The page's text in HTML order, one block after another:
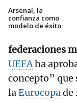
Arsenal, la
confianza como
modelo de éxito
federaciones
UEFAha
concepto” que
laEurocopade